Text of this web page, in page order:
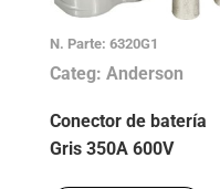
N. Parte: 6320G1
Categ: Anderson
Conector de batería
Gris 350A 600V